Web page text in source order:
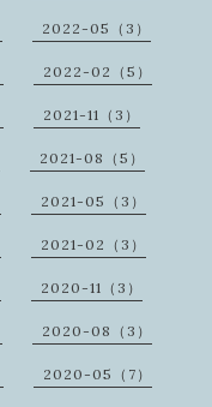
2022-05（3）
2022-02（5）
2021-11（3）
2021-08（5）
2021-05（3）
2021-02（3）
2020-11（3）
2020-08（3）
2020-05（7）